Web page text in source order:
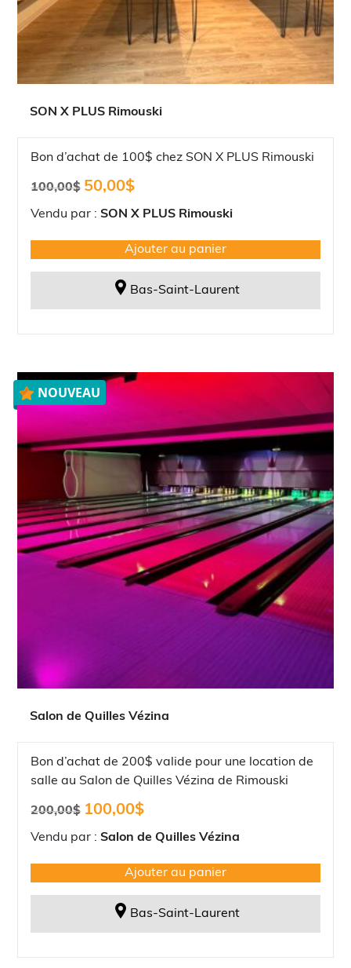
SON X PLUS Rimouski
Bon d’achat de 100$ chez SON X PLUS Rimouski
100,00$
Le
initial
100,00$.
50,00$
actuel
50,00$.
Vendu par :SON X PLUS Rimouski
Ajouter au panier
Bas-Saint-Laurent
NOUVEAU
Salon de Quilles Vézina
Bon d’achat de 200$ valide pour une location de
salle au Salon de Quilles Vézina de Rimouski
200,00$
Le
initial
200,00$.
100,00$
actuel
100,00$.
Vendu par :Salon de Quilles Vézina
Ajouter au panier
Bas-Saint-Laurent